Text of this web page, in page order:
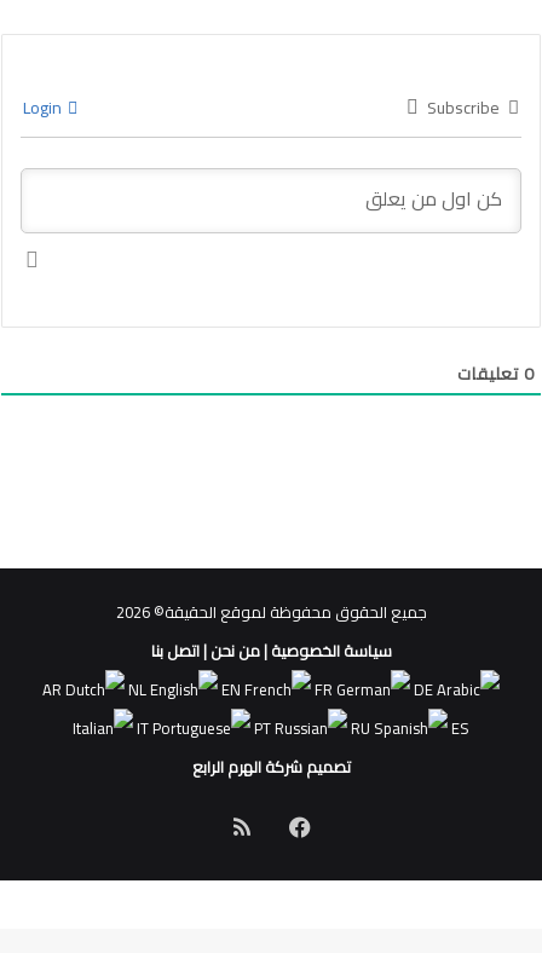
Subscribe
0تعليقات
جميع الحقوق محفوظة لموقع الحقيقة© 2026
سياسة الخصوصية|من نحن|اتصل بنا
AR
NL EN FR
DE
IT
PT RU
ES
تصميم شركة الهرم الرابع
فيسبوكملخص
الموقع